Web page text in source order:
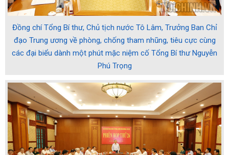
Đồng chí Tổng Bí thư, Chủ tịch nước Tô Lâm, Trưởng Ban Chỉ
đạo Trung ương về phòng, chống tham nhũng, tiêu cực cùng
các đại biểu dành một phút mặc niệm cố Tổng Bí thư Nguyễn
Phú Trọng